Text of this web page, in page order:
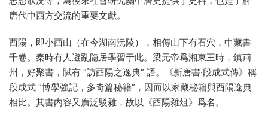
唐代中西方交流的重要文獻。
酉陽，即小酉山（在今湖南沅陵），相傳山下有石穴，中藏書
千卷。秦時有人避亂隐居學習于此。梁元帝爲湘東王時，鎮荊
州，好聚書，賦有 “訪酉陽之逸典” 語。《新唐書·段成式傳》稱
段成式 “博學強記，多奇篇秘籍”，因而以家藏秘籍與酉陽逸典
相比。其書内容又廣泛駁雜，故以《酉陽雜俎》爲名。